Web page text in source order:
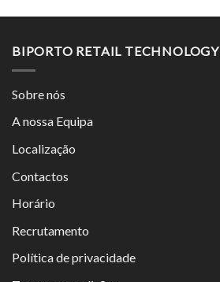
BIPORTO RETAIL TECHNOLOGY
Sobre nós
A nossa Equipa
Localização
Contactos
Horário
Recrutamento
Política de privacidade